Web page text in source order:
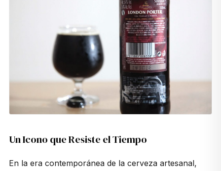
Un Icono que Resiste el Tiempo
En la era contemporánea de la cerveza artesanal,